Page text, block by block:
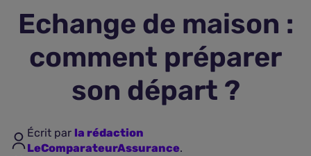
Assurance vie
Plus d'assurances
Echange de maison :
comment préparer
son départ ?
Écrit par la rédaction
LeComparateurAssurance.